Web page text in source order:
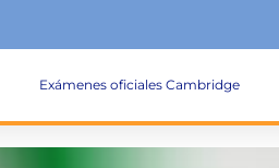
Exámenes oficiales Cambridge